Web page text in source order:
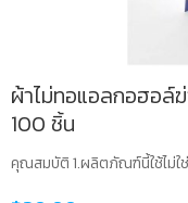
ผ้าไม่ทอแอลกอฮอล์
100 ชิ้น
คุณสมบัติ 1.ผลิตภัณฑ์นี้ใช้ไม่ใ